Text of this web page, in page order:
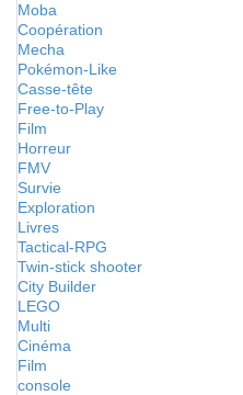
Moba
Coopération
Mecha
Pokémon-Like
Casse-tête
Free-to-Play
Film
Horreur
FMV
Survie
Exploration
Livres
Tactical-RPG
Twin-stick shooter
City Builder
LEGO
Multi
Cinéma
Film
console